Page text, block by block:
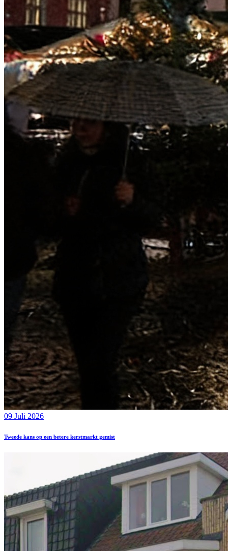
09 Juli 2026
Tweede kans op een betere kerstmarkt gemist